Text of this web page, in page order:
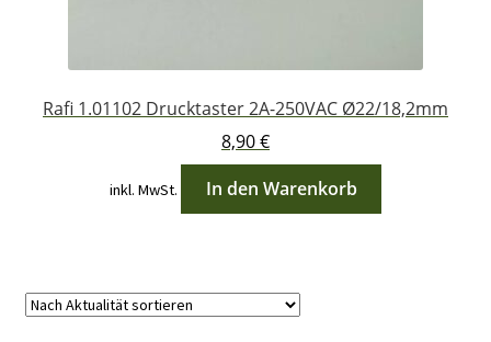
Rafi 1.01102 Drucktaster 2A-250VAC Ø22/18,2mm
8,90€
inkl. MwSt. In den Warenkorb